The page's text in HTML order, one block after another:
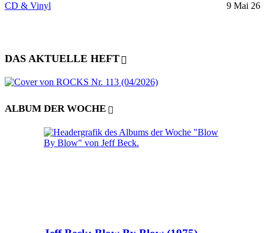
CD & Vinyl 9 Mai 26
DAS AKTUELLE HEFT
ALBUM DER WOCHE